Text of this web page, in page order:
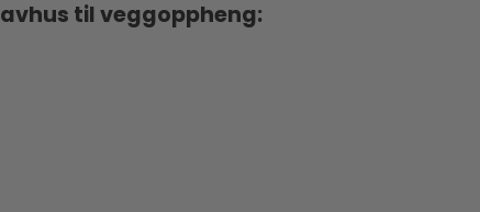
til veggoppheng: